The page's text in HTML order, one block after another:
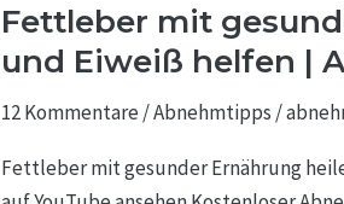
Fettleber mit
und Eiweiß helfen |
12 Kommentare /Abnehmtipps /
Fettleber mit gesunder Ernährung
Fettleber
mit
Ernährung
heilen:
Wie